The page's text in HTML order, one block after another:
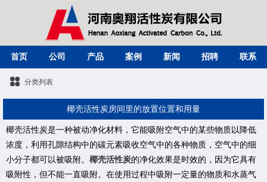
首页 公司 产品 案例 新闻 招聘 联系
分类列表
椰壳活性炭房间里的放置位置和用量
椰壳活性炭是一种被动净化材料，它能吸附空气中的某些物质以降低
浓度，利用孔隙结构中的碳元素吸收空气中的各种物质，空气中的细
小分子都可以被吸附。 椰壳活性炭的净化效果是时效的，因为它具有
吸附性，但不能一直吸附。在使用过程中吸附一定量的物质和水蒸气